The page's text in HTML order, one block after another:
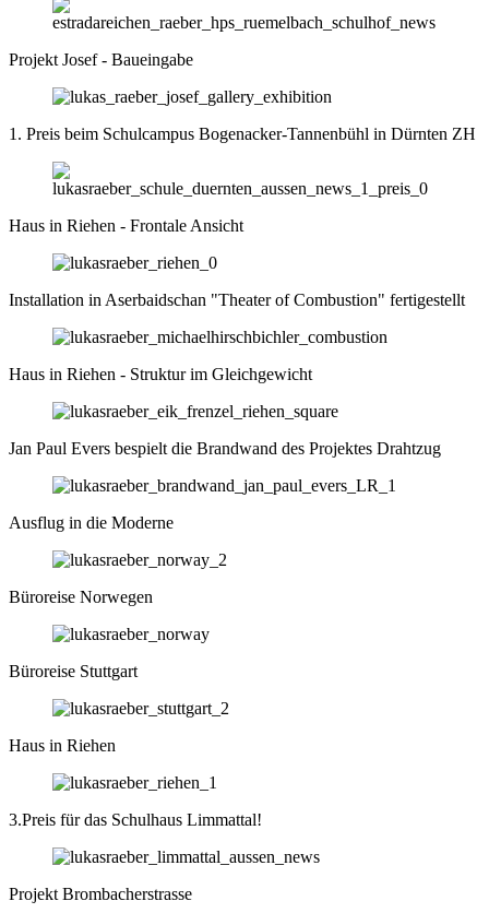
Projekt Josef - Baueingabe
1. Preis beim Schulcampus Bogenacker-Tannenbühl in Dürnten ZH
Haus in Riehen - Frontale Ansicht
Installation in Aserbaidschan "The­ater of Com­bus­tion" fertigestellt
Haus in Riehen - Struktur im Gleichgewicht
Jan Paul Evers bespielt die Brandwand des Projektes Drahtzug
Ausflug in die Moderne
Büroreise Norwegen
Büroreise Stuttgart
Haus in Riehen
3.Preis für das Schulhaus Limmattal!
Projekt Brombacherstrasse